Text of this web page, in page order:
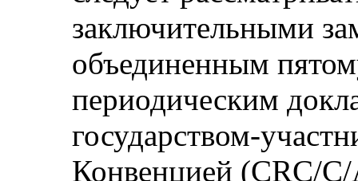
заключительными
объединенным
периодическим
государством-
Конвенцией (CRC/